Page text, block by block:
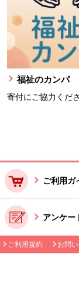
福祉のカンパ
寄付にご協力くださ
ご利用ガ
アンケー
ご利用規約 お問